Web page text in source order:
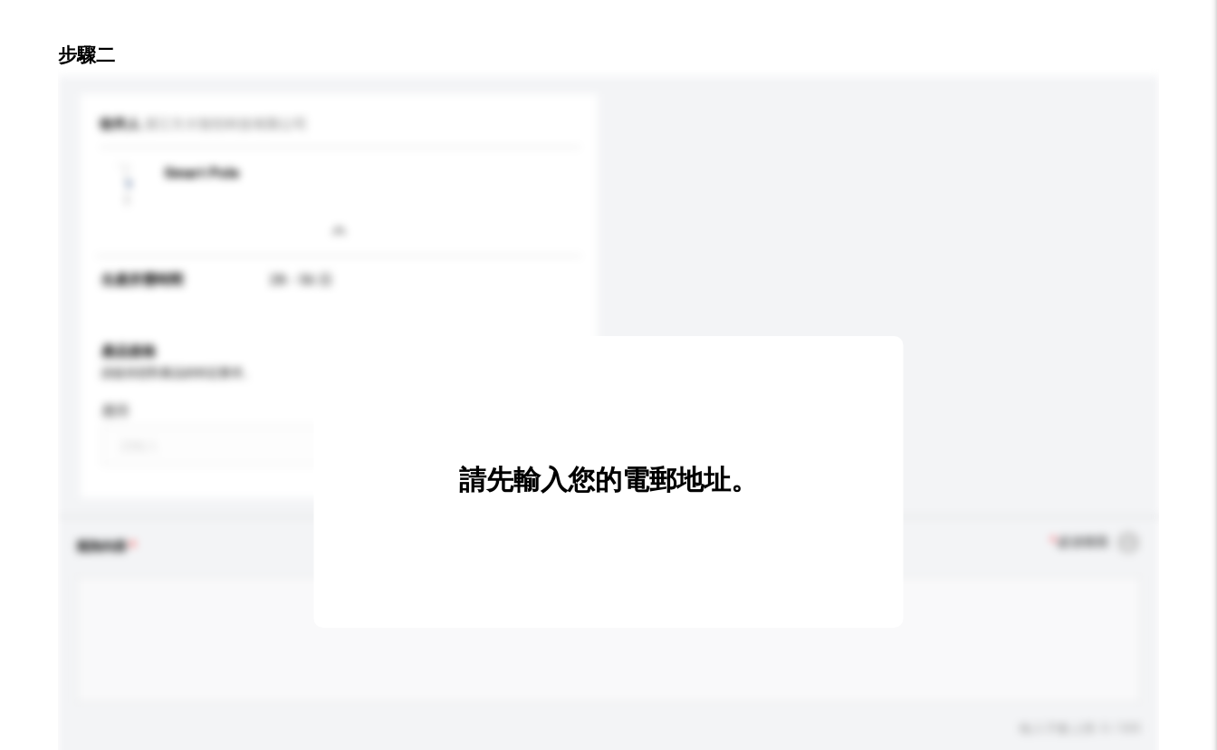
步驟二
收件人
Smart Pole
生產所需時間 28 - 56 日
產品規格
查詢內容
請先輸入您的電郵地址。